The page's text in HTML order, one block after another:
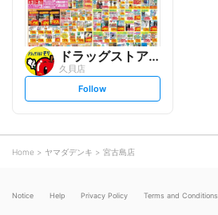
ドラッグストアモリ
久貝店
s
t
o
w
Follow
Home ヤマダデンキ 宮古島店
Notice Help Privacy Policy Terms and Conditions